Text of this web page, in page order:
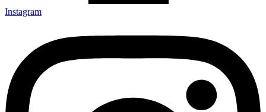
Instagram